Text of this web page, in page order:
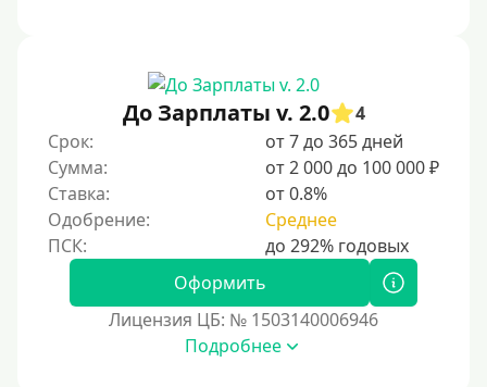
До Зарплаты v. 2.0
4
Срок:
от 7 до 365 дней
Сумма:
от 2 000 до 100 000 ₽
Ставка:
от 0.8%
Одобрение:
Среднее
Оформить
Лицензия ЦБ: № 1503140006946
Подробнее